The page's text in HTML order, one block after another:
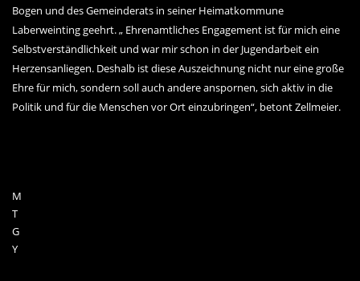
Bogen und des Gemeinderats in seiner Heimatkommune
Laberweinting geehrt. „ Ehrenamtliches Engagement ist für mich eine
Selbstverständlichkeit und war mir schon in der Jugendarbeit ein
Herzensanliegen. Deshalb ist diese Auszeichnung nicht nur eine große
Ehre für mich, sondern soll auch andere anspornen, sich aktiv in die
Politik und für die Menschen vor Ort einzubringen“, betont Zellmeier.
M
T
G
Y